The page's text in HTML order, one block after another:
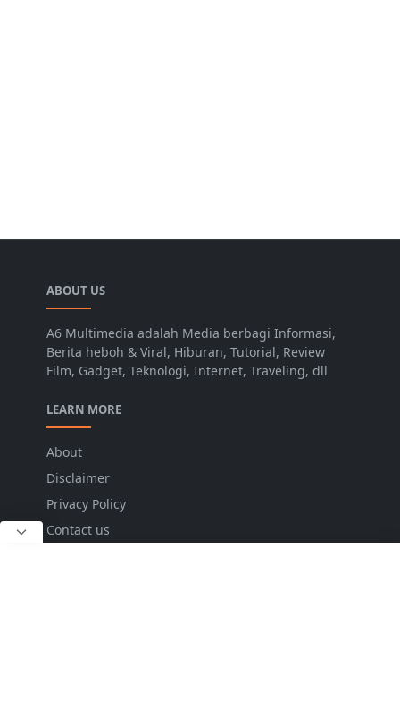
ABOUT US
A6 Multimedia adalah Media berbagi Informasi,
Berita heboh & Viral, Hiburan, Tutorial, Review
Film, Gadget, Teknologi, Internet, Traveling, dll
LEARN MORE
About
Disclaimer
Privacy Policy
Contact us